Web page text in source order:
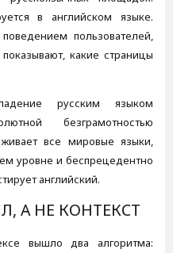
в английском языке.
пользователей,
какие страницы
русским языком
безграмотностью
все мировые языки,
уровне и беспрецедентно
английский.
А НЕ КОНТЕКСТ
вышло два алгоритма: